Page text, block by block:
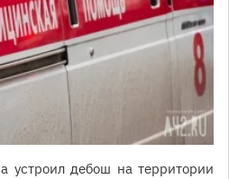
устроил дебош на территории